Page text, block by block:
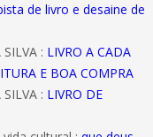
de livro e desaine de
: LIVRO A CADA
E BOA COMPRA
: LIVRO DE